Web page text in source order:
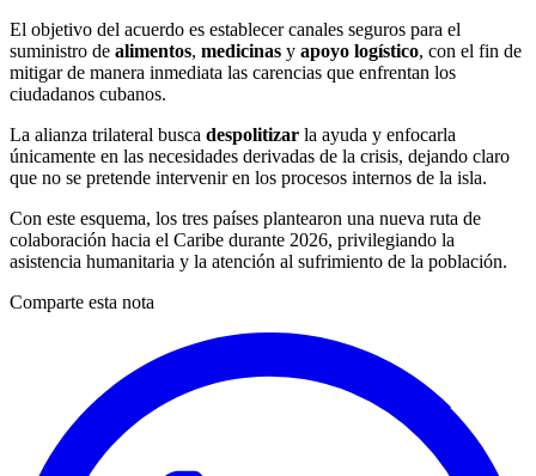
El objetivo del acuerdo es establecer canales seguros para el
suministro de alimentos, medicinas y apoyo logístico, con el fin de
mitigar de manera inmediata las carencias que enfrentan los
ciudadanos cubanos.
La alianza trilateral busca despolitizar la ayuda y enfocarla
únicamente en las necesidades derivadas de la crisis, dejando claro
que no se pretende intervenir en los procesos internos de la isla.
Con este esquema, los tres países plantearon una nueva ruta de
colaboración hacia el Caribe durante 2026, privilegiando la
asistencia humanitaria y la atención al sufrimiento de la población.
Comparte esta nota